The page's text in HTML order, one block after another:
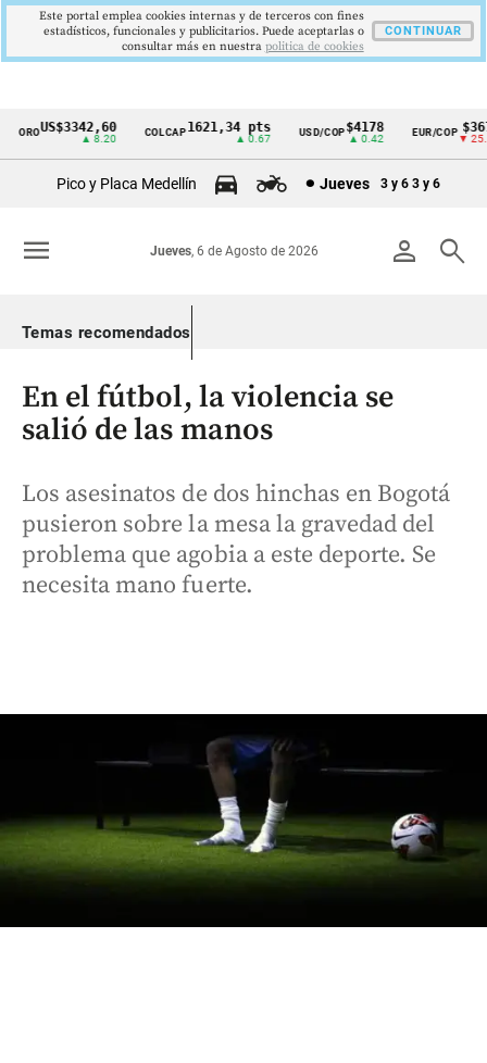
Cintillo
Colombia
OROUS$3342,60
▲ 8.20
COLCAP1621,34 pts
▲ 0.67
USD/COP$4178
▲ 0.42
EUR/COP $3672
▼ 25.00
Pico y Placa Medellín Jueves 3 y 6 3 y 6
person search
Jueves, 6 de Agosto de 2026
menu
Temas recomendados
En el fútbol, la violencia se
salió de las manos
Los asesinatos de dos hinchas en Bogotá
pusieron sobre la mesa la gravedad del
problema que agobia a este deporte. Se
necesita mano fuerte.
Este portal emplea cookies internas y de terceros con fines
estadísticos, funcionales y publicitarios. Puede aceptarlas o
consultar más en nuestra politica de cookies
CONTINUAR